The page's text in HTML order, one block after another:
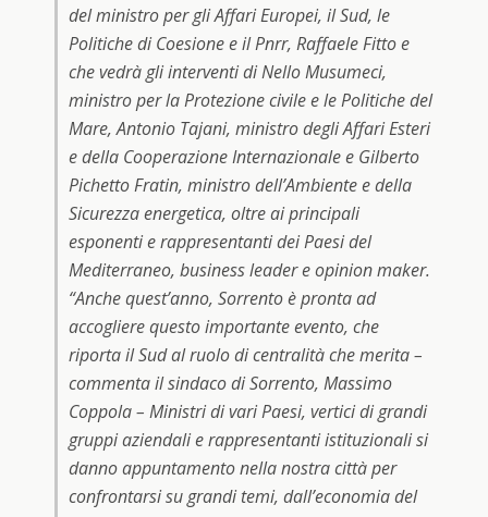
del ministro per gli Affari Europei, il Sud, le
Politiche di Coesione e il Pnrr, Raffaele Fitto e
che vedrà gli interventi di Nello Musumeci,
ministro per la Protezione civile e le Politiche del
Mare, Antonio Tajani, ministro degli Affari Esteri
e della Cooperazione Internazionale e Gilberto
Pichetto Fratin, ministro dell’Ambiente e della
Sicurezza energetica, oltre ai principali
esponenti e rappresentanti dei Paesi del
Mediterraneo, business leader e opinion maker.
“Anche quest’anno, Sorrento è pronta ad
accogliere questo importante evento, che
riporta il Sud al ruolo di centralità che merita –
commenta il sindaco di Sorrento, Massimo
Coppola – Ministri di vari Paesi, vertici di grandi
gruppi aziendali e rappresentanti istituzionali si
danno appuntamento nella nostra città per
confrontarsi su grandi temi, dall’economia del